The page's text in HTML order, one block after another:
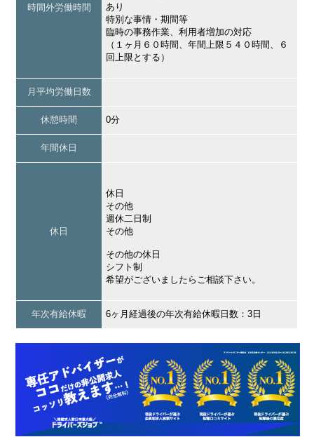
時間外労働時間
あり
特別な事情・期間等
臨時の事務作業、利用者増加の対応
（１ヶ月６０時間、年間上限５４０時間、６
回上限とする）
月平均労働日数
休憩時間 0分
年間休日
休日
休日
その他
週休二日制
その他
その他の休日
シフト制
希望がございましたらご相談下さい。
年次有給休暇 6ヶ月経過後の年次有給休暇日数：3日